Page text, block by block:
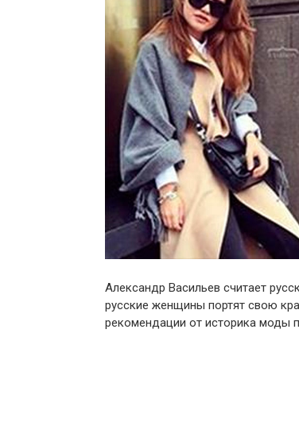
Александр Васильев считает
русские женщины портят свою
рекомендации от историка моды